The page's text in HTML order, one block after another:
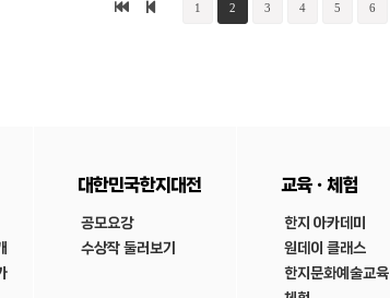
1 2 3 4 5 6
대한민국한지대전
공모요강
수상작 둘러보기
교육ㆍ체험
한지 아카데미
원데이 클래스
한지문화예술교육